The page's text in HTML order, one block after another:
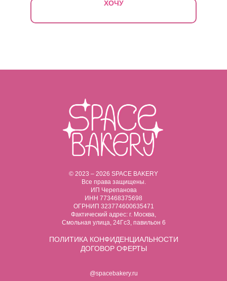
ХОЧУ
© 2023 – 2026 SPACE BAKERY
Все права защищены.
ИП Черепанова
ИНН 773468375698
ОГРНИП 323774600635471
Фактический адрес: г. Москва,
Смольная улица, 24Гс3, павильон 6
ПОЛИТИКА КОНФИДЕНЦИАЛЬНОСТИ
ДОГОВОР ОФЕРТЫ
@spacebakery.ru